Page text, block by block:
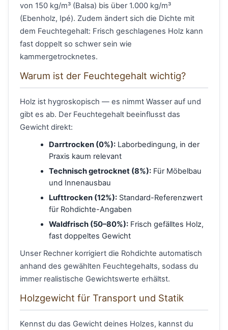
von 150 kg/m³ (Balsa) bis über 1.000 kg/m³
(Ebenholz, Ipé). Zudem ändert sich die Dichte mit
dem Feuchtegehalt: Frisch geschlagenes Holz kann
fast doppelt so schwer sein wie
kammergetrocknetes.
Warum ist der Feuchtegehalt wichtig?
Holz ist hygroskopisch — es nimmt Wasser auf und
gibt es ab. Der Feuchtegehalt beeinflusst das
Gewicht direkt:
Darrtrocken (0%):Laborbedingung, in der
Praxis kaum relevant
Technisch getrocknet (8%):Für Möbelbau
und Innenausbau
Lufttrocken (12%):Standard-Referenzwert
für Rohdichte-Angaben
Waldfrisch (50–80%):Frisch gefälltes Holz,
fast doppeltes Gewicht
Unser Rechner korrigiert die Rohdichte automatisch
anhand des gewählten Feuchtegehalts, sodass du
immer realistische Gewichtswerte erhältst.
Holzgewicht für Transport und Statik
Kennst du das Gewicht deines Holzes, kannst du